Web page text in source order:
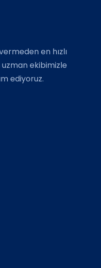
en hızlı
ekibimizle
ediyoruz.